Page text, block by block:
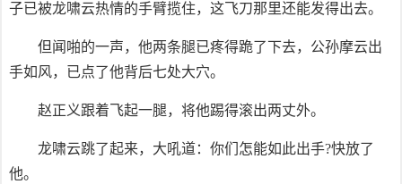
子已被龙啸云热情的手臂揽住，这飞刀那里还能发得出去。
但闻啪的一声，他两条腿已疼得跪了下去，公孙摩云出
手如风，已点了他背后七处大穴。
赵正义跟着飞起一腿，将他踢得滚出两丈外。
龙啸云跳了起来，大吼道：你们怎能如此出手?快放了
他。